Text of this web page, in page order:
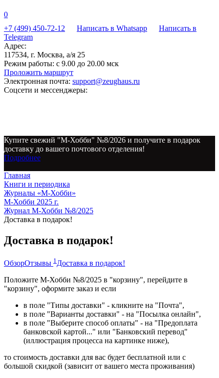
0
+7 (499) 450-72-12
Написать в Whatsapp
Написать в
Telegram
Адрес:
117534, г. Москва, а/я 25
Режим работы: с 9.00 до 20.00 мск
Проложить маршрут
Электронная почта: support@zeughaus.ru
Соцсети и мессенджеры:
Купите свежий "М-Хобби" №8/2026 и получите в подарок
доставку до вашего почтового отделения!
Подробнее
Главная
Книги и периодика
Журналы «М-Хобби»
М-Хобби 2025 г.
Журнал М-Хобби №8/2025
Доставка в подарок!
Доставка в подарок!
ОбзорОтзывы 1 Доставка в подарок!
Положите М-Хобби №8/2025 в "корзину", перейдите в
"корзину", оформите заказ и если
в поле "Типы доставки" - кликните на "Почта",
в поле "Варианты доставки" - на "Посылка онлайн",
в поле "Выберите способ оплаты" - на "Предоплата
банковской картой..." или "Банковский перевод"
(иллюстрация процесса на картинке ниже),
то стоимость доставки для вас будет бесплатной или с
большой скидкой (зависит от вашего места проживания)